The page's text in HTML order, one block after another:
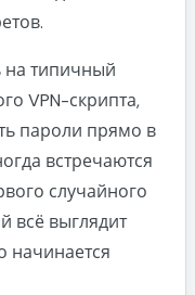
на типичный
VPN-скрипта,
пароли прямо в
встречаются
случайного
всё выглядит
начинается